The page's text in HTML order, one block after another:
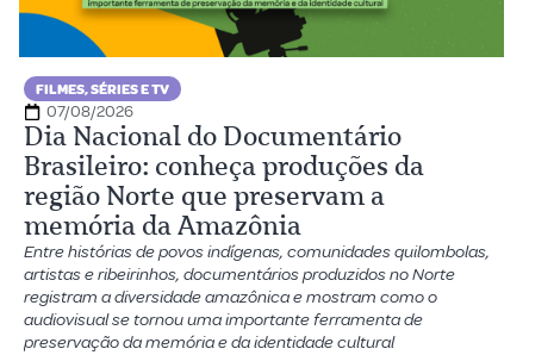
FILMES, SÉRIES E TV
07/08/2026
Dia Nacional do Documentário
Brasileiro: conheça produções da
região Norte que preservam a
memória da Amazônia
Entre histórias de povos indígenas, comunidades quilombolas,
artistas e ribeirinhos, documentários produzidos no Norte
registram a diversidade amazônica e mostram como o
audiovisual se tornou uma importante ferramenta de
preservação da memória e da identidade cultural